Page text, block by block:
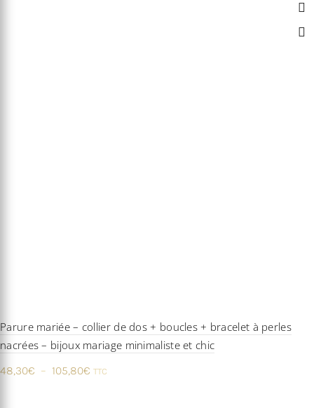
Parure mariée – collier de dos + boucles + bracelet à perles
nacrées – bijoux mariage minimaliste et chic
48,30€ – 105,80€ Plage
TTC